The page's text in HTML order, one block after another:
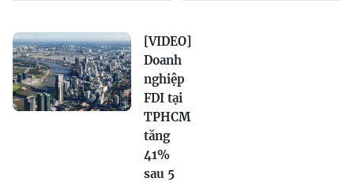
[VIDEO]
Doanh
nghiệp
FDI tại
TPHCM
tăng
41%
sau 5